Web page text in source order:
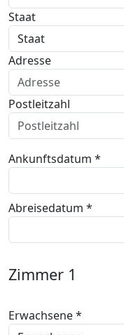
Staat
Adresse
Postleitzahl
Ankunftsdatum *
Abreisedatum *
Zimmer 1
Erwachsene *